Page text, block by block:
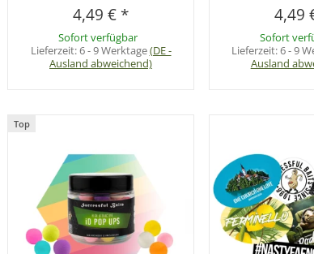
4,49 € *
Sofort verfügbar
Lieferzeit:6 - 9 Werktage(DE -
Ausland abweichend)
4,49
Sofort
Lieferzeit:6 - 9
Ausland
Top